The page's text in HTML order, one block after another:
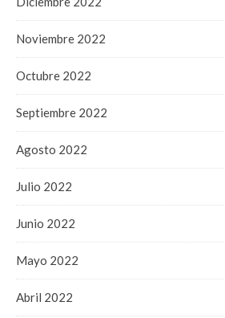
Noviembre 2022
Octubre 2022
Septiembre 2022
Agosto 2022
Julio 2022
Junio 2022
Mayo 2022
Abril 2022